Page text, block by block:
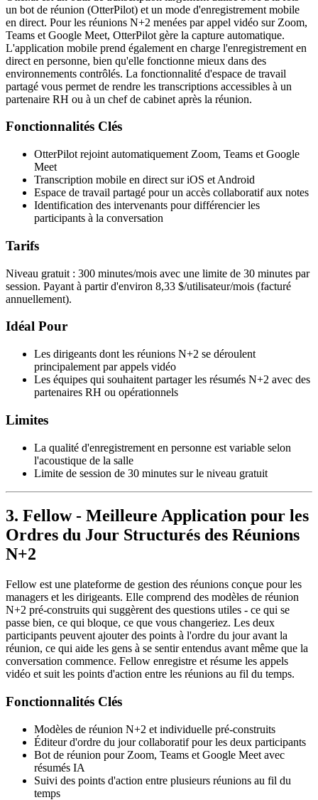
un bot de réunion (OtterPilot) et un mode d'enregistrement mobile
en direct. Pour les réunions N+2 menées par appel vidéo sur Zoom,
Teams et Google Meet, OtterPilot gère la capture automatique.
L'application mobile prend également en charge l'enregistrement en
direct en personne, bien qu'elle fonctionne mieux dans des
environnements contrôlés. La fonctionnalité d'espace de travail
partagé vous permet de rendre les transcriptions accessibles à un
partenaire RH ou à un chef de cabinet après la réunion.
Fonctionnalités Clés
OtterPilot rejoint automatiquement Zoom, Teams et Google
Meet
Transcription mobile en direct sur iOS et Android
Espace de travail partagé pour un accès collaboratif aux notes
Identification des intervenants pour différencier les
participants à la conversation
Tarifs
Niveau gratuit : 300 minutes/mois avec une limite de 30 minutes par
session. Payant à partir d'environ 8,33 $/utilisateur/mois (facturé
annuellement).
Idéal Pour
Les dirigeants dont les réunions N+2 se déroulent
principalement par appels vidéo
Les équipes qui souhaitent partager les résumés N+2 avec des
partenaires RH ou opérationnels
Limites
La qualité d'enregistrement en personne est variable selon
l'acoustique de la salle
Limite de session de 30 minutes sur le niveau gratuit
3. Fellow - Meilleure Application pour les
Ordres du Jour Structurés des Réunions
N+2
Fellow est une plateforme de gestion des réunions conçue pour les
managers et les dirigeants. Elle comprend des modèles de réunion
N+2 pré-construits qui suggèrent des questions utiles - ce qui se
passe bien, ce qui bloque, ce que vous changeriez. Les deux
participants peuvent ajouter des points à l'ordre du jour avant la
réunion, ce qui aide les gens à se sentir entendus avant même que la
conversation commence. Fellow enregistre et résume les appels
vidéo et suit les points d'action entre les réunions au fil du temps.
Fonctionnalités Clés
Modèles de réunion N+2 et individuelle pré-construits
Éditeur d'ordre du jour collaboratif pour les deux participants
Bot de réunion pour Zoom, Teams et Google Meet avec
résumés IA
Suivi des points d'action entre plusieurs réunions au fil du
temps